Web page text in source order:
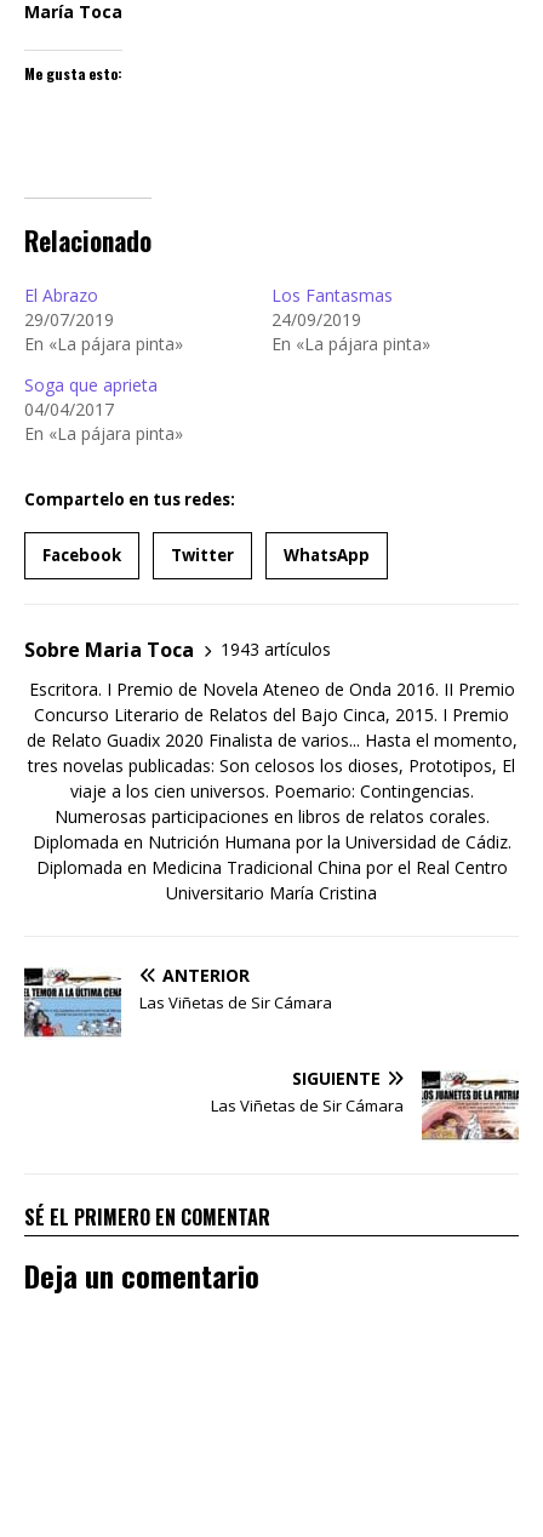
María Toca
Me gusta esto:
Relacionado
El Abrazo
29/07/2019
En «La pájara pinta»
Los Fantasmas
24/09/2019
En «La pájara pinta»
Soga que aprieta
04/04/2017
En «La pájara pinta»
Compartelo en tus redes:
Facebook Twitter WhatsApp
Sobre Maria Toca
1943 artículos
Escritora. I Premio de Novela Ateneo de Onda 2016. II Premio
Concurso Literario de Relatos del Bajo Cinca, 2015. I Premio
de Relato Guadix 2020 Finalista de varios... Hasta el momento,
tres novelas publicadas: Son celosos los dioses, Prototipos, El
viaje a los cien universos. Poemario: Contingencias.
Numerosas participaciones en libros de relatos corales.
Diplomada en Nutrición Humana por la Universidad de Cádiz.
Diplomada en Medicina Tradicional China por el Real Centro
Universitario María Cristina
ANTERIOR
Las Viñetas de Sir Cámara
SIGUIENTE
Las Viñetas de Sir Cámara
SÉ EL PRIMERO EN COMENTAR
Deja un comentario